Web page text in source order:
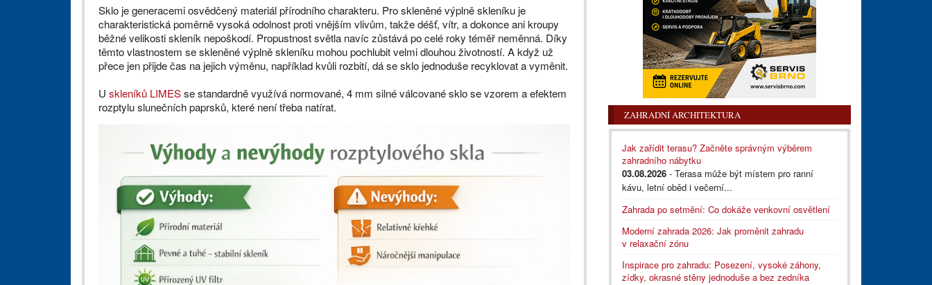
Sklo je generacemi osvědčený materiál přírodního charakteru. Pro skleněné výplně skleníku je
charakteristická poměrně vysoká odolnost proti vnějším vlivům, takže déšť, vítr, a dokonce ani kroupy
běžné velikosti skleník nepoškodí. Propustnost světla navíc zůstává po celé roky téměř neměnná. Díky
těmto vlastnostem se skleněné výplně skleníku mohou pochlubit velmi dlouhou životností. A když už
přece jen přijde čas na jejich výměnu, například kvůli rozbití, dá se sklo jednoduše recyklovat a vyměnit.
U skleníků LIMESse standardně využívá normované, 4 mm silné válcované sklo se vzorem a efektem
rozptylu slunečních paprsků, které není třeba natírat.
ZAHRADNÍ ARCHITEKTURA
Jak zařídit terasu? Začněte správným výběrem
zahradního nábytku
03.08.2026 - Terasa může být místem pro ranní
kávu, letní oběd i večerní...
Zahrada po setmění: Co dokáže venkovní osvětlení
Moderní zahrada 2026: Jak proměnit zahradu
v relaxační zónu
Inspirace pro zahradu: Posezení, vysoké záhony,
zídky, okrasné stěny jednoduše a bez zedníka